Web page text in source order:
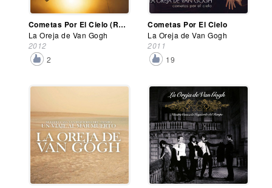
Cometas Por El Cielo (Remixes)
La Oreja de Van Gogh
2012
2
Cometas Por El Cielo
La Oreja de Van Gogh
2011
19